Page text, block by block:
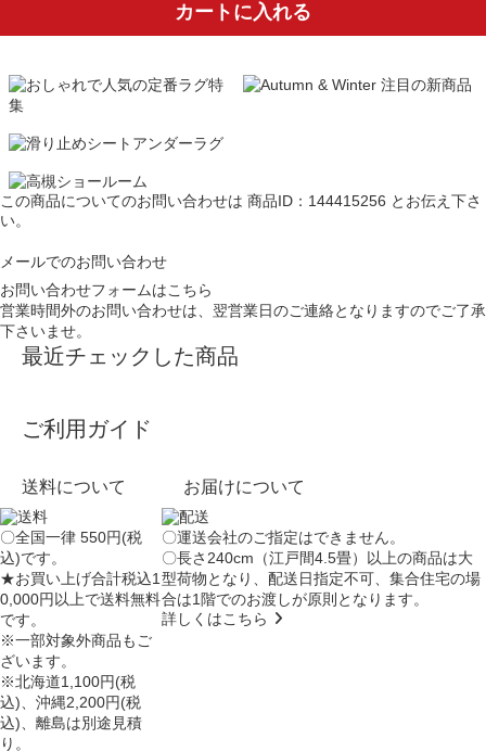
カートに入れる
この商品についてのお問い合わせは 商品ID：144415256 とお伝え下さ
い。
メールでのお問い合わせ
お問い合わせフォームはこちら
営業時間外のお問い合わせは、翌営業日のご連絡となりますのでご了承
下さいませ。
最近チェックした商品
ご利用ガイド
送料について
〇全国一律 550円(税
込)です。
★お買い上げ合計税込1
0,000円以上で送料無料
です。
※一部対象外商品もご
ざいます。
※北海道1,100円(税
込)、沖縄2,200円(税
込)、離島は別途見積
り。
お届けについて
〇運送会社のご指定はできません。
〇長さ240cm（江戸間4.5畳）以上の商品は大
型荷物となり、配送日指定不可、集合住宅の場
合は1階でのお渡しが原則となります。
詳しくはこちら